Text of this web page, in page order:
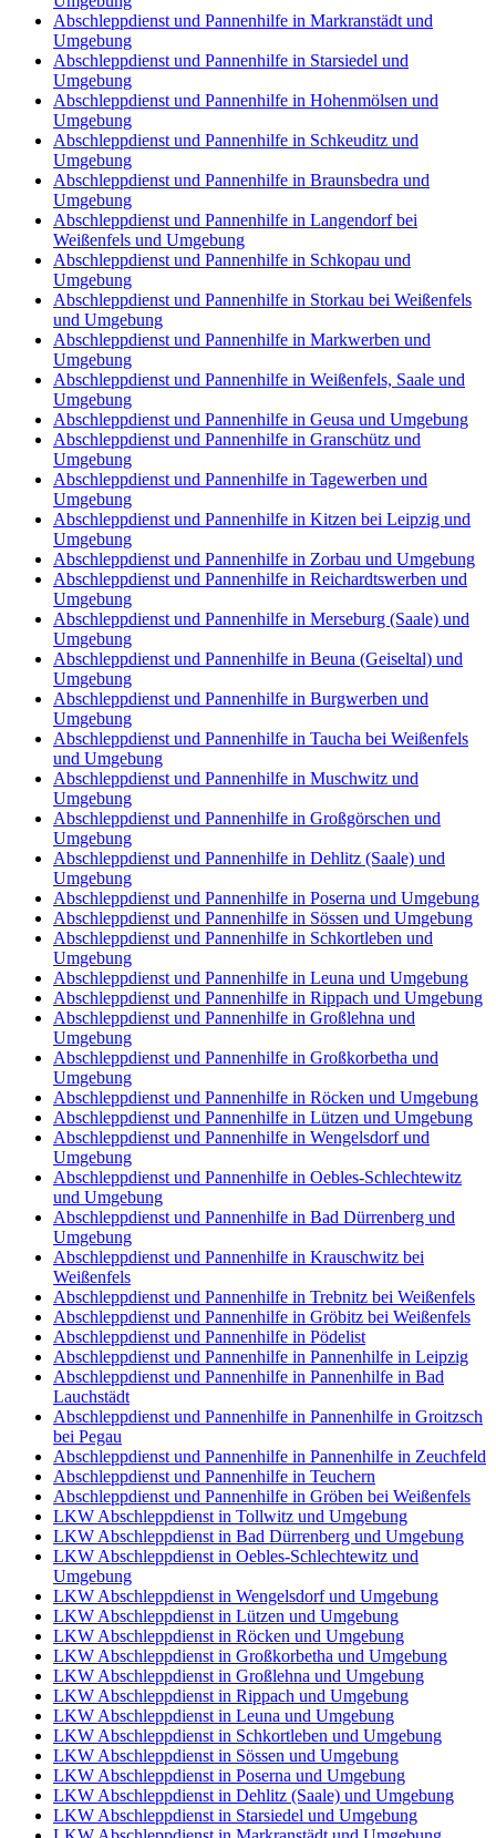
Abschleppdienst und Pannenhilfe in Markranstädt und
Umgebung
Abschleppdienst und Pannenhilfe in Starsiedel und
Umgebung
Abschleppdienst und Pannenhilfe in Hohenmölsen und
Umgebung
Abschleppdienst und Pannenhilfe in Schkeuditz und
Umgebung
Abschleppdienst und Pannenhilfe in Braunsbedra und
Umgebung
Abschleppdienst und Pannenhilfe in Langendorf bei
Weißenfels und Umgebung
Abschleppdienst und Pannenhilfe in Schkopau und
Umgebung
Abschleppdienst und Pannenhilfe in Storkau bei Weißenfels
und Umgebung
Abschleppdienst und Pannenhilfe in Markwerben und
Umgebung
Abschleppdienst und Pannenhilfe in Weißenfels, Saale und
Umgebung
Abschleppdienst und Pannenhilfe in Geusa und Umgebung
Abschleppdienst und Pannenhilfe in Granschütz und
Umgebung
Abschleppdienst und Pannenhilfe in Tagewerben und
Umgebung
Abschleppdienst und Pannenhilfe in Kitzen bei Leipzig und
Umgebung
Abschleppdienst und Pannenhilfe in Zorbau und Umgebung
Abschleppdienst und Pannenhilfe in Reichardtswerben und
Umgebung
Abschleppdienst und Pannenhilfe in Merseburg (Saale) und
Umgebung
Abschleppdienst und Pannenhilfe in Beuna (Geiseltal) und
Umgebung
Abschleppdienst und Pannenhilfe in Burgwerben und
Umgebung
Abschleppdienst und Pannenhilfe in Taucha bei Weißenfels
und Umgebung
Abschleppdienst und Pannenhilfe in Muschwitz und
Umgebung
Abschleppdienst und Pannenhilfe in Großgörschen und
Umgebung
Abschleppdienst und Pannenhilfe in Dehlitz (Saale) und
Umgebung
Abschleppdienst und Pannenhilfe in Poserna und Umgebung
Abschleppdienst und Pannenhilfe in Sössen und Umgebung
Abschleppdienst und Pannenhilfe in Schkortleben und
Umgebung
Abschleppdienst und Pannenhilfe in Leuna und Umgebung
Abschleppdienst und Pannenhilfe in Rippach und Umgebung
Abschleppdienst und Pannenhilfe in Großlehna und
Umgebung
Abschleppdienst und Pannenhilfe in Großkorbetha und
Umgebung
Abschleppdienst und Pannenhilfe in Röcken und Umgebung
Abschleppdienst und Pannenhilfe in Lützen und Umgebung
Abschleppdienst und Pannenhilfe in Wengelsdorf und
Umgebung
Abschleppdienst und Pannenhilfe in Oebles-Schlechtewitz
und Umgebung
Abschleppdienst und Pannenhilfe in Bad Dürrenberg und
Umgebung
Abschleppdienst und Pannenhilfe in Krauschwitz bei
Weißenfels
Abschleppdienst und Pannenhilfe in Trebnitz bei Weißenfels
Abschleppdienst und Pannenhilfe in Gröbitz bei Weißenfels
Abschleppdienst und Pannenhilfe in Pödelist
Abschleppdienst und Pannenhilfe in Pannenhilfe in Leipzig
Abschleppdienst und Pannenhilfe in Pannenhilfe in Bad
Lauchstädt
Abschleppdienst und Pannenhilfe in Pannenhilfe in Groitzsch
bei Pegau
Abschleppdienst und Pannenhilfe in Pannenhilfe in Zeuchfeld
Abschleppdienst und Pannenhilfe in Teuchern
Abschleppdienst und Pannenhilfe in Gröben bei Weißenfels
LKW Abschleppdienst in Tollwitz und Umgebung
LKW Abschleppdienst in Bad Dürrenberg und Umgebung
LKW Abschleppdienst in Oebles-Schlechtewitz und
Umgebung
LKW Abschleppdienst in Wengelsdorf und Umgebung
LKW Abschleppdienst in Lützen und Umgebung
LKW Abschleppdienst in Röcken und Umgebung
LKW Abschleppdienst in Großkorbetha und Umgebung
LKW Abschleppdienst in Großlehna und Umgebung
LKW Abschleppdienst in Rippach und Umgebung
LKW Abschleppdienst in Leuna und Umgebung
LKW Abschleppdienst in Schkortleben und Umgebung
LKW Abschleppdienst in Sössen und Umgebung
LKW Abschleppdienst in Poserna und Umgebung
LKW Abschleppdienst in Dehlitz (Saale) und Umgebung
LKW Abschleppdienst in Starsiedel und Umgebung